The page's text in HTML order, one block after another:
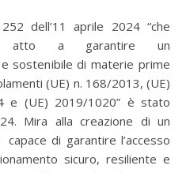
atto a garantire un
sostenibile di materie prime
(UE) n. 168/2013, (UE)
e (UE) 2019/1020” è stato
Mira alla creazione di un
di garantire l’accesso
sicuro, resiliente e